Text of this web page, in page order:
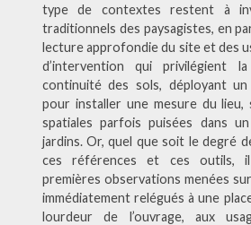
type de contextes restent à
traditionnels des paysagistes, en
lecture approfondie du site et des
d’intervention qui privilégient
continuité des sols, déployant
pour installer une mesure du lieu,
spatiales parfois puisées dans
jardins. Or, quel que soit le degré
ces références et ces outils,
premières observations menées
immédiatement relégués à une
lourdeur de l’ouvrage, aux